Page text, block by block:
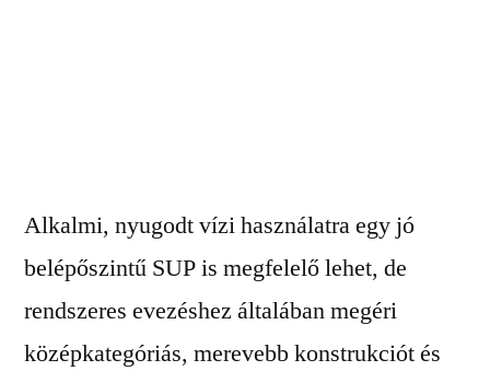
Alkalmi, nyugodt vízi használatra egy jó
belépőszintű SUP is megfelelő lehet, de
rendszeres evezéshez általában megéri
középkategóriás, merevebb konstrukciót és